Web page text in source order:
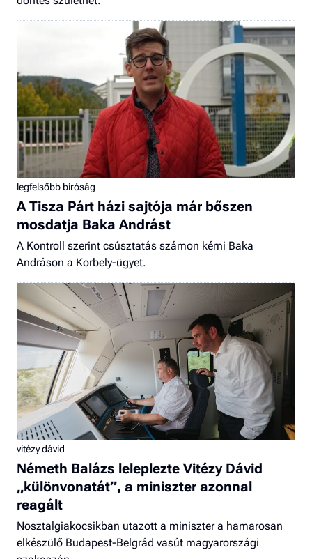
legfelsőbb bíróság
A Tisza Párt házi sajtója már bőszen
mosdatja Baka Andrást
A Kontroll szerint csúsztatás számon kérni Baka
Andráson a Korbely-ügyet.
vitézy dávid
Németh Balázs leleplezte Vitézy Dávid
„különvonatát”, a miniszter azonnal
reagált
Nosztalgiakocsikban utazott a miniszter a hamarosan
elkészülő Budapest-Belgrád vasút magyarországi